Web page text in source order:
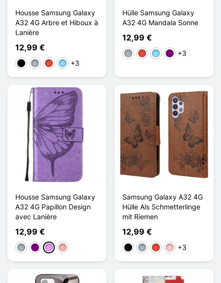
Housse Samsung Galaxy
A32 4G Arbre et Hiboux à
Lanière
12,99 €
Schwarz
GrauRot Hellblau
+3
Hülle Samsung Galaxy
A32 4G Mandala Sonne
12,99 €
GrauRot HellblauViolett
+3
Housse Samsung Galaxy
A32 4G Papillon Design
avec Lanière
12,99 €
GrauViolettHellviolettRoségold
Samsung Galaxy A32 4G
Hülle Als Schmetterlinge
mit Riemen
12,99 €
Schwarz
GrauRot Pink+3